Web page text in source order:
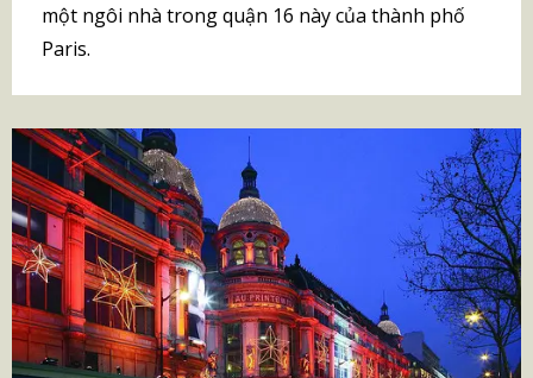
một ngôi nhà trong quận 16 này của thành phố
Paris.